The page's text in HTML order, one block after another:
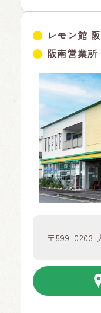
レモン館
阪南営業所
〒599-0203